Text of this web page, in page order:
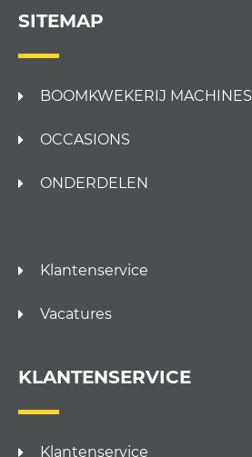
SITEMAP
BOOMKWEKERIJ MACHINES
OCCASIONS
ONDERDELEN
Klantenservice
Vacatures
KLANTENSERVICE
Klantenservice